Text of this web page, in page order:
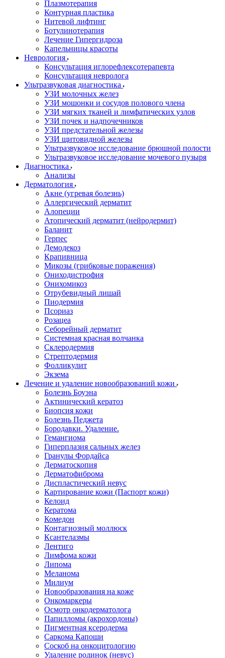
Плазмотерапия
Контурная пластика
Нитевой лифтинг
Ботулинотерапия
Лечение Гипергидроза
Капельницы красоты
Неврология
Консультация иглорефлексотерапевта
Консультация невролога
Ультразвуковая диагностика
УЗИ молочных желез
УЗИ мошонки и сосудов полового члена
УЗИ мягких тканей и лимфатических узлов
УЗИ почек и надпочечников
УЗИ предстательной железы
УЗИ щитовидной железы
Ультразвуковое исследование брюшной полости
Ультразвуковое исследование мочевого пузыря
Диагностика
Анализы
Дерматология
Акне (угревая болезнь)
Аллергический дерматит
Алопеции
Атопический дерматит (нейродермит)
Баланит
Герпес
Демодекоз
Крапивница
Микозы (грибковые поражения)
Ониходистрофия
Онихомикоз
Отрубевидный лишай
Пиодермия
Псориаз
Розацеа
Себорейный дерматит
Системная красная волчанка
Склеродермия
Стрептодермия
Фолликулит
Экзема
Лечение и удаление новообразований кожи
Болезнь Боуэна
Актинический кератоз
Биопсия кожи
Болезнь Педжета
Бородавки. Удаление.
Гемангиома
Гиперплазия сальных желез
Гранулы Фордайса
Дерматоскопия
Дерматофиброма
Диспластический невус
Картирование кожи (Паспорт кожи)
Келоид
Кератома
Комедон
Контагиозный моллюск
Ксантелазмы
Лентиго
Лимфома кожи
Липома
Меланома
Милиум
Новообразования на коже
Онкомаркеры
Осмотр онкодерматолога
Папилломы (акрохордоны)
Пигментная ксеродерма
Саркома Капоши
Соскоб на онкоцитологию
Удаление родинок (невус)